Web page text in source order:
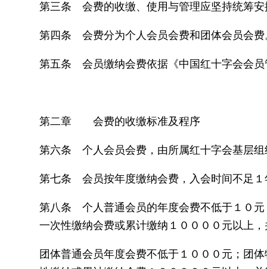
第三条 会费的收缴、使用与管理应坚持统筹
第四条 会费分为个人会员会费和团体会员会费
第五条 会员缴纳会费依据《中国红十字会会
第二章 会费的收缴标准及程序
第六条 个人会员会费，由所属红十字会基层
第七条 会员按年度缴纳会费，入会时间不足１
第八条 个人普通会员的年度会费不低于１０元
一次性缴纳会费或累计缴纳１００００元以上
团体普通会员年度会费不低于１０００元；团